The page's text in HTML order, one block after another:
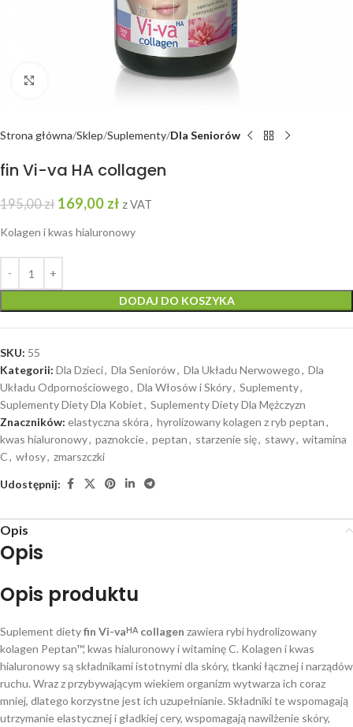
Kliknij, aby powiększyć
Strona główna Sklep Suplementy Dla Seniorów
fin Vi-va HA collagen
195,00zł 169,00 zł z VAT
Kolagen i kwas hialuronowy
DODAJ DO KOSZYKA
SKU: 55
Kategorii: Dla Dzieci, Dla Seniorów, Dla Układu Nerwowego, Dla
Układu Odpornościowego, Dla Włosów i Skóry, Suplementy,
Suplementy Diety Dla Kobiet, Suplementy Diety Dla Mężczyzn
Znaczników: elastyczna skóra, hyrolizowany kolagen z ryb peptan,
kwas hialuronowy, paznokcie, peptan, starzenie się, stawy, witamina
C, włosy, zmarszczki
Udostępnij:
Opis
Opis
Opis produktu
Suplement dietyfin Vi-va HAcollagen zawiera rybi hydrolizowany
kolagen Peptan™, kwas hialuronowy i witaminę C. Kolagen i kwas
hialuronowy są składnikami istotnymi dla skóry, tkanki łącznej i narządów
ruchu. Wraz z przybywającym wiekiem organizm wytwarza ich coraz
mniej, dlatego korzystne jest ich uzupełnianie. Składniki te wspomagają
utrzymanie elastycznej i gładkiej cery, wspomagają nawilżenie skóry,